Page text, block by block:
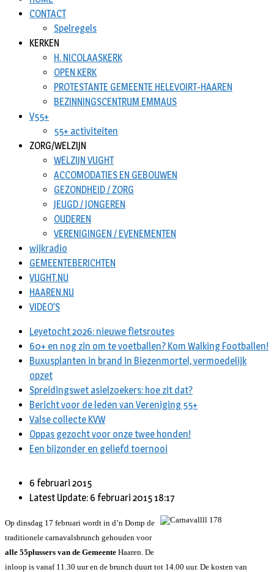
CONTACT
Spelregels
KERKEN
H. NICOLAASKERK
OPEN KERK
PROTESTANTE GEMEENTE HELEVOIRT-HAAREN
BEZINNINGSCENTRUM EMMAUS
V55+
55+ activiteiten
ZORG/WELZIJN
WELZIJN VUGHT
ACCOMODATIES EN GEBOUWEN
GEZONDHEID / ZORG
JEUGD / JONGEREN
OUDEREN
VERENIGINGEN / EVENEMENTEN
wijkradio
GEMEENTEBERICHTEN
VUGHT.NU
HAAREN.NU
VIDEO’S
Leyetocht 2026: nieuwe fietsroutes
60+ en nog zin om te voetballen? Kom Walking Footballen!
Buxusplanten in brand in Biezenmortel, vermoedelijk
opzet
Spreidingswet asielzoekers: hoe zit dat?
Bericht voor de leden van Vereniging 55+
Valse collecte KVW
Oppas gezocht voor onze twee honden!
Een bijzonder en geliefd toernooi
6 februari 2015
Latest Update: 6 februari 2015 18:17
Op dinsdag 17 februari wordt in d’n Domp de
traditionele carnavalsbrunch gehouden voor
alle 55plussers van de Gemeente Haaren. De
inloop is vanaf 11.30 uur en de brunch duurt tot 14.00 uur. De kosten van